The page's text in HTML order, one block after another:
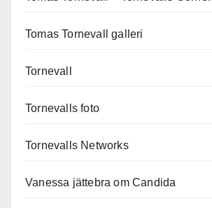
Tomas Tornevall galleri
Tornevall
Tornevalls foto
Tornevalls Networks
Vanessa jättebra om Candida